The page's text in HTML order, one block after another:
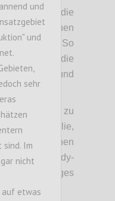
die
den internen
verbindet. So
Person, die
zubewegt und
Buddy Listen zu
Familie,
einen
Ein Buddy-
beidseitiges
und
und
sehr
Im
nicht
auf etwas